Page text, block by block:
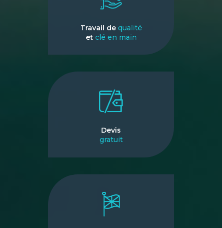
Travail de qualité
et clé en main
Devis
gratuit